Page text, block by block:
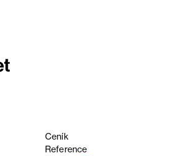
Ceník
Reference